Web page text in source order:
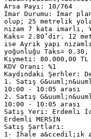
Arsa Payı: 10/764
İmar Durumu: İmar
olup; 25 metrelik
nizam 7 kata imarlı,
Kaks= 2.80’dir. 12
ise Ayrık yapı
yoğunluğu Taks=
Kıymeti: 80.000,00 TL
KDV Oranı: %1
Kaydındaki Şerhler:
1. Satış
10:00 - 10:05 arası
2. Satış
10:00 - 10:05 arası
Satış Yeri: Erdemli
Erdemli MERSİN
Satış Şartları:
1- İhale a&ccedil;ık